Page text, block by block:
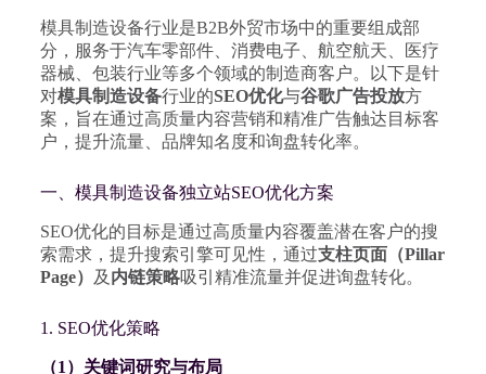
模具制造设备行业是B2B外贸市场中的重要组成部
分，服务于汽车零部件、消费电子、航空航天、医疗
器械、包装行业等多个领域的制造商客户。以下是针
对模具制造设备行业的SEO优化与谷歌广告投放方
案，旨在通过高质量内容营销和精准广告触达目标客
户，提升流量、品牌知名度和询盘转化率。
一、模具制造设备独立站SEO优化方案
SEO优化的目标是通过高质量内容覆盖潜在客户的搜
索需求，提升搜索引擎可见性，通过支柱页面（Pillar
Page）
及 内链策略吸引精准流量并促进询盘转化。
1. SEO优化策略
（1）关键词研究与布局